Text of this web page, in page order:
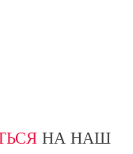
НА НАШ